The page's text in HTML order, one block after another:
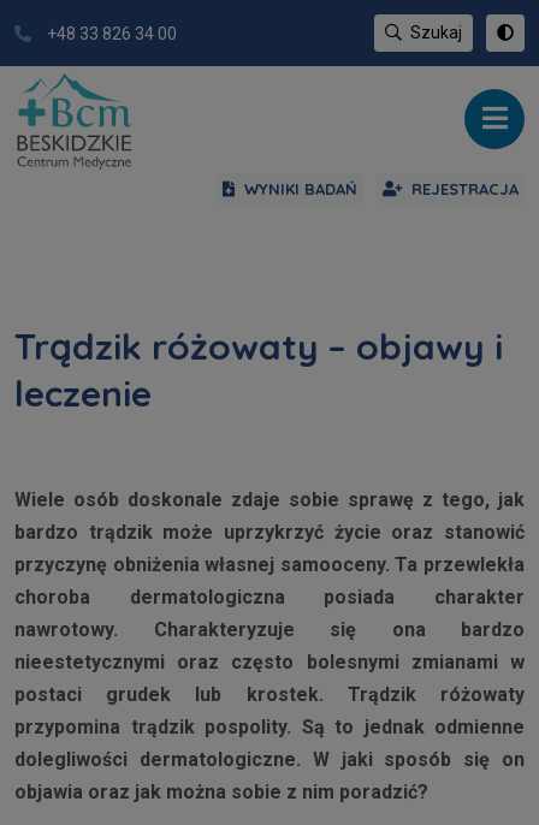
+48 33 826 34 00 Szukaj
WYNIKI BADAŃ REJESTRACJA
Trądzik różowaty – objawy i
leczenie
Wiele osób doskonale zdaje sobie sprawę z tego, jak
bardzo trądzikmoże uprzykrzyć życie oraz stanowić
przyczynę obniżenia własnej samooceny. Ta przewlekła
choroba dermatologiczna posiada charakter
nawrotowy. Charakteryzuje się ona bardzo
nieestetycznymi oraz często bolesnymi zmianami w
postaci grudek lub krostek. Trądzik różowaty
przypomina trądzik pospolity. Są to jednak odmienne
dolegliwości dermatologiczne. W jaki sposób się on
objawia oraz jak można sobie z nim poradzić?